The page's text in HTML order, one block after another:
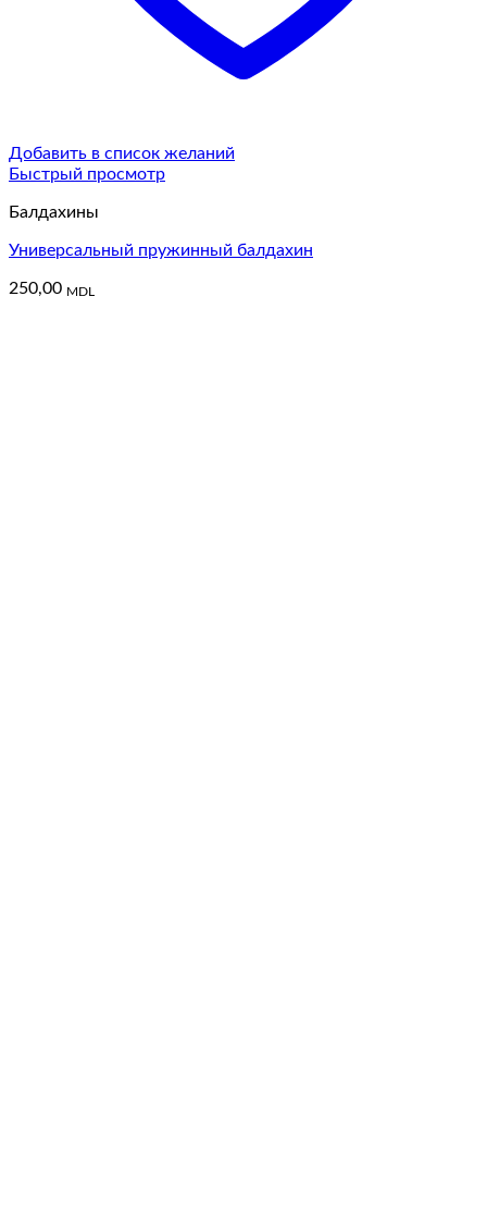
Добавить в список желаний
Быстрый просмотр
Балдахины
Универсальный пружинный балдахин
250,00 MDL